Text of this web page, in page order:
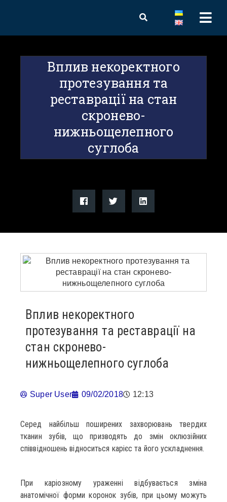
Вплив некоректного
протезування та
реставрації на стан
скронево-
нижньощелепного
суглоба
Вплив некоректного
протезування та реставрації на
стан скронево-
нижньощелепного суглоба
Super User 09/02/2018 12:13
Серед найбільш поширених захворювань твердих
тканин зубів, що призводять до змін оклюзійних
співвідношень відноситься карієс та його ускладнення.
При каріозному ураженні відбувається зміна
анатомічної форми коронок зубів, при цьому можуть